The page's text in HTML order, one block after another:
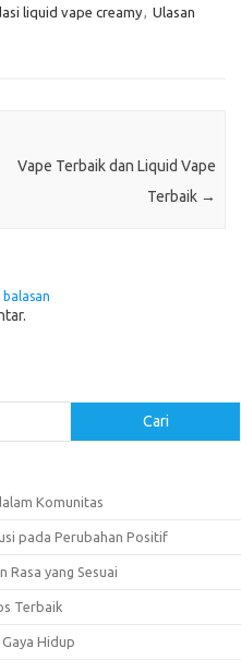
liquid vape creamy
Ulasan
Vape Terbaik dan Liquid Vape
Terbaik →
Cari
Komunitas
pada Perubahan Positif
Rasa yang Sesuai
Terbaik
Hidup